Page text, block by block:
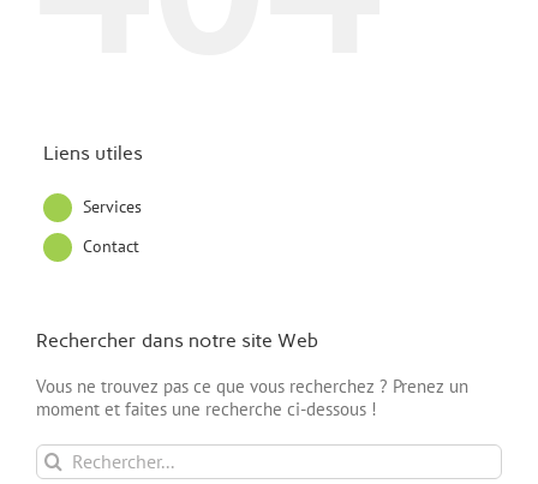
Liens utiles
Services
Contact
Rechercher dans notre site Web
Vous ne trouvez pas ce que vous recherchez ? Prenez un
moment et faites une recherche ci-dessous !
Rechercher: